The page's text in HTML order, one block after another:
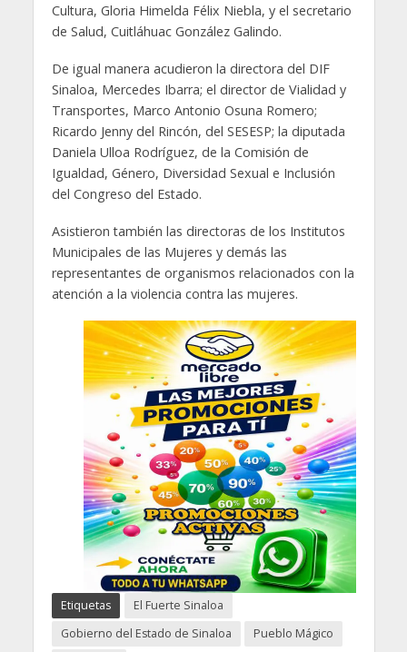
Cultura, Gloria Himelda Félix Niebla, y el secretario
de Salud, Cuitláhuac González Galindo.
De igual manera acudieron la directora del DIF
Sinaloa, Mercedes Ibarra; el director de Vialidad y
Transportes, Marco Antonio Osuna Romero;
Ricardo Jenny del Rincón, del SESESP; la diputada
Daniela Ulloa Rodríguez, de la Comisión de
Igualdad, Género, Diversidad Sexual e Inclusión
del Congreso del Estado.
Asistieron también las directoras de los Institutos
Municipales de las Mujeres y demás las
representantes de organismos relacionados con la
atención a la violencia contra las mujeres.
Etiquetas
El Fuerte Sinaloa
Gobierno del Estado de Sinaloa
Pueblo Mágico